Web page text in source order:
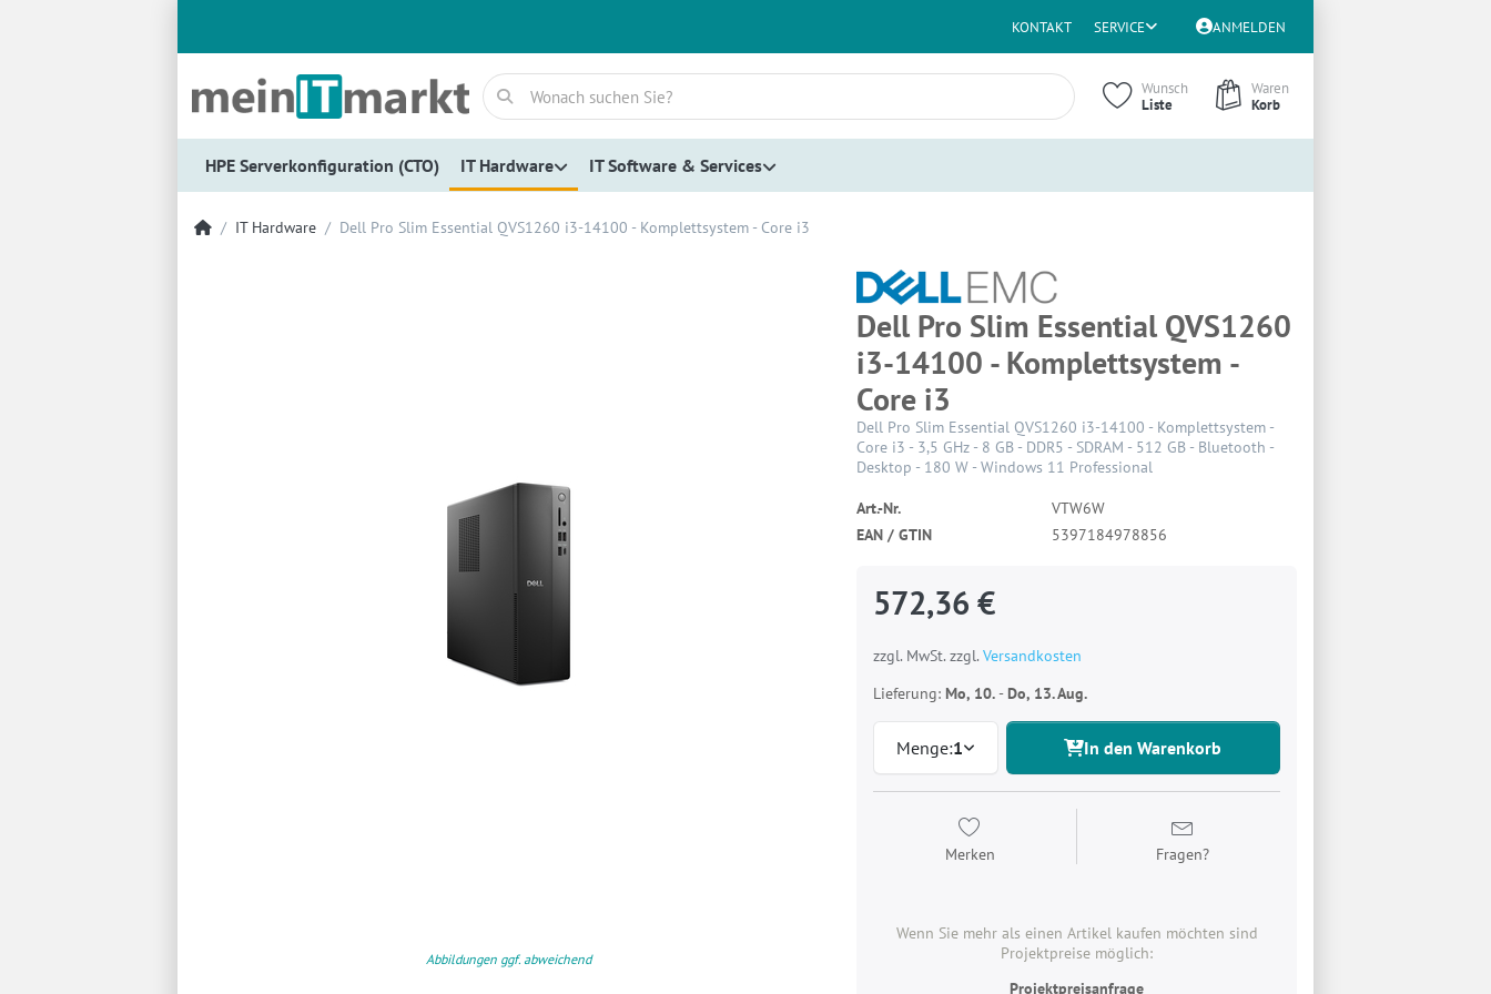
KONTAKT SERVICE ANMELDEN
Wunsch
Liste
Waren
Korb
HPE Serverkonfiguration (CTO) IT Hardware IT Software & Services
IT Hardware Dell Pro Slim Essential QVS1260 i3-14100 - Komplettsystem - Core i3
Abbildungen ggf. abweichend
Dell Pro Slim Essential QVS1260
i3-14100 - Komplettsystem -
Core i3
Dell Pro Slim Essential QVS1260 i3-14100 - Komplettsystem -
Core i3 - 3,5 GHz - 8 GB - DDR5 - SDRAM - 512 GB - Bluetooth -
Desktop - 180 W - Windows 11 Professional
Art.-Nr.
VTW6W
EAN / GTIN
5397184978856
572,36 €
zzgl. MwSt. zzgl.Versandkosten
Lieferung: Mo, 10.-Do, 13. Aug.
Menge:1 In den Warenkorb
Merken Fragen?
Wenn Sie mehr als einen Artikel kaufen möchten sind
Projektpreise möglich:
Projektpreisanfrage